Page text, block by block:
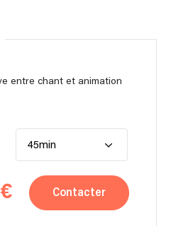
entre chant et animation
45min
Contacter